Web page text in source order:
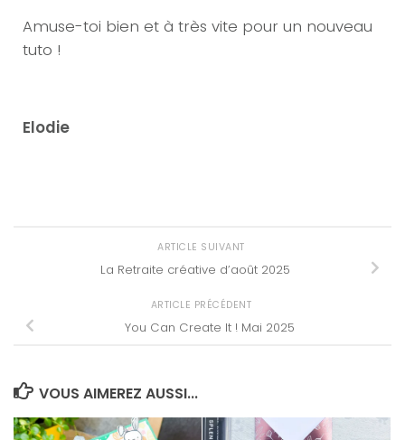
Amuse-toi bien et à très vite pour un nouveau
tuto !
Elodie
ARTICLE SUIVANT
La Retraite créative d’août 2025
ARTICLE PRÉCÉDENT
You Can Create It ! Mai 2025
VOUS AIMEREZ AUSSI...